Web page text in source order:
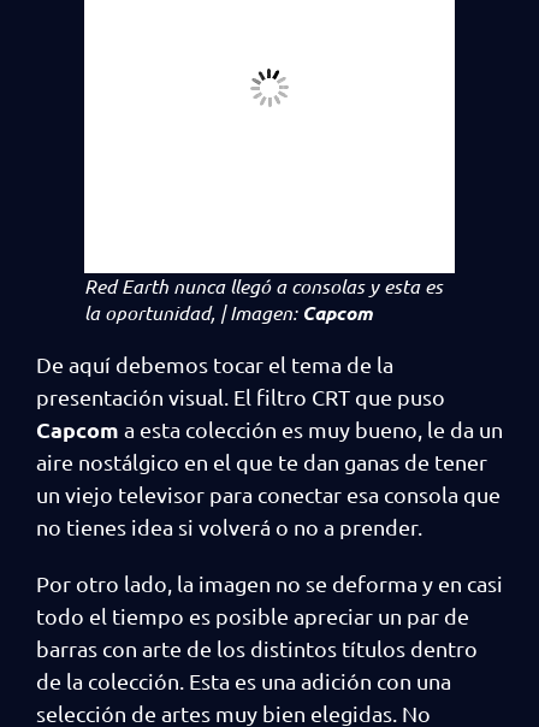
Red Earth nunca llegó a consolas y esta es
la oportunidad, | Imagen: Capcom
De aquí debemos tocar el tema de la
presentación visual. El filtro CRT que puso
Capcom a esta colección es muy bueno, le da un
aire nostálgico en el que te dan ganas de tener
un viejo televisor para conectar esa consola que
no tienes idea si volverá o no a prender.
Por otro lado, la imagen no se deforma y en casi
todo el tiempo es posible apreciar un par de
barras con arte de los distintos títulos dentro
de la colección. Esta es una adición con una
selección de artes muy bien elegidas. No